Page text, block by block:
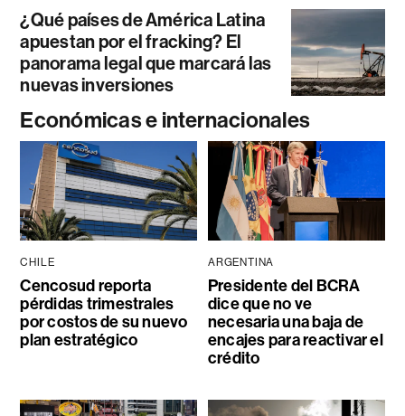
¿Qué países de América Latina
apuestan por el fracking? El
panorama legal que marcará las
nuevas inversiones
Económicas e internacionales
CHILE
Cencosud reporta
pérdidas trimestrales
por costos de su nuevo
plan estratégico
ARGENTINA
Presidente del BCRA
dice que no ve
necesaria una baja de
encajes para reactivar el
crédito